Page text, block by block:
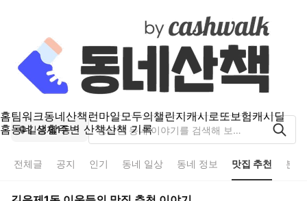
홈팀워크동네산책런마일모두의챌린지캐시로또보험캐시딜
홈동네 생활주변 산책산책 기록
길음제1동
전체글 공지 인기 동네 일상 동네 정보 맛집 추천 분